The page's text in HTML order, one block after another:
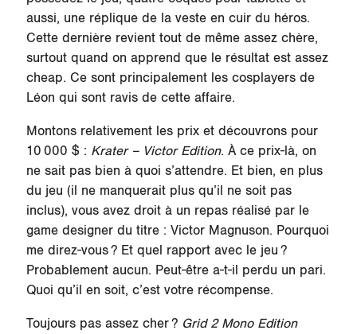
aussi, une réplique de la veste en cuir du héros.
Cette dernière revient tout de même assez chère,
surtout quand on apprend que le résultat est assez
cheap. Ce sont principalement les cosplayers de
Léon qui sont ravis de cette affaire.
Montons relativement les prix et découvrons pour
10 000 $ : Krater – Victor Edition. À ce prix-là, on
ne sait pas bien à quoi s’attendre. Et bien, en plus
du jeu (il ne manquerait plus qu’il ne soit pas
inclus), vous avez droit à un repas réalisé par le
game designer du titre : Victor Magnuson. Pourquoi
me direz-vous ? Et quel rapport avec le jeu ?
Probablement aucun. Peut-être a-t-il perdu un pari.
Quoi qu’il en soit, c’est votre récompense.
Toujours pas assez cher ? Grid 2 Mono Edition